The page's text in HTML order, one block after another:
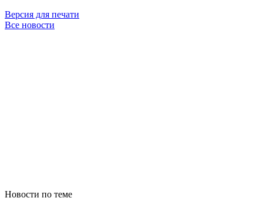
Версия для печати
Все новости
Новости по теме